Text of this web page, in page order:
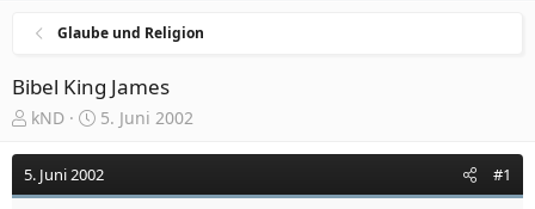
Glaube und Religion
Bibel King James
E
s
t
kND
E
s
t
5. Juni 2002
5. Juni 2002 #1